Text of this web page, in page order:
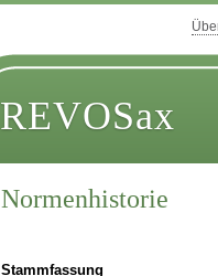
REVOSax
Normenhistorie
Stammfassung